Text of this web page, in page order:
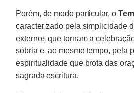
Porém, de modo particular, o
caracterizado pela simplicidade
externos que tornam a
sóbria e, ao mesmo tempo, pela
espiritualidade que brota das
sagrada escritura.